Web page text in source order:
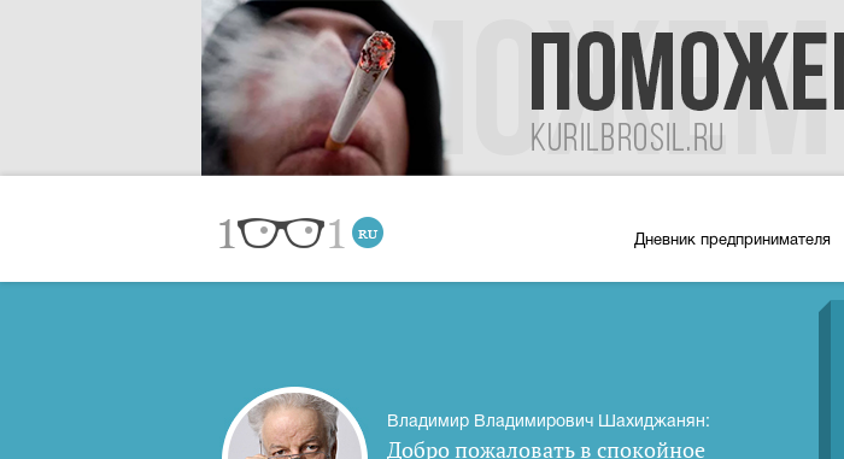
Дневник предпринимателя
Владимир Владимирович Шахиджанян:
Добро пожаловать в спокойное